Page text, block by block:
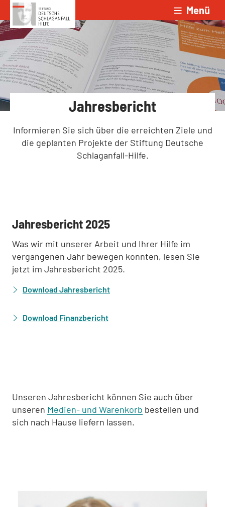
Zum Inhalt springen Menü
Jahresbericht
Informieren Sie sich über die erreichten Ziele und
die geplanten Projekte der Stiftung Deutsche
Schlaganfall-Hilfe.
Jahresbericht 2025
Was wir mit unserer Arbeit und Ihrer Hilfe im
vergangenen Jahr bewegen konnten, lesen Sie
jetzt im Jahresbericht 2025.
Download Jahresbericht
: Download Finanzbericht
Unseren Jahresbericht können Sie auch über
unseren Medien- und Warenkorb bestellen und
sich nach Hause liefern lassen.